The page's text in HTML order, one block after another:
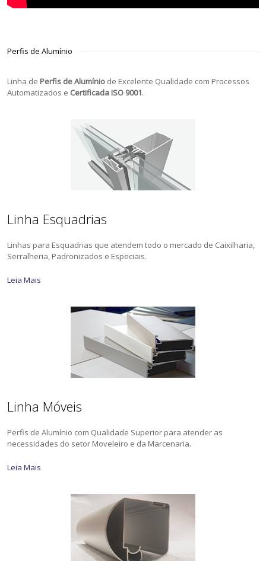
Perfis de Alumínio
Linha de Perfis de Alumínio de Excelente Qualidade com Processos
Automatizados e Certificada ISO 9001.
Linha Esquadrias
Linhas para Esquadrias que atendem todo o mercado de Caixilharia,
Serralheria, Padronizados e Especiais.
Leia Mais
Linha Móveis
Perfis de Alumínio com Qualidade Superior para atender as
necessidades do setor Moveleiro e da Marcenaria.
Leia Mais